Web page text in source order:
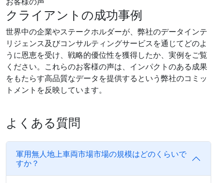
クライアントの成功事例
世界中の企業やステークホルダーが、弊社のデータインテ
リジェンス及びコンサルティングサービスを通じてどのよ
うに恩恵を受け、戦略的優位性を獲得したか、実例をご覧
ください。これらのお客様の声は、インパクトのある成果
をもたらす高品質なデータを提供するという弊社のコミッ
トメントを反映しています。
よくある質問
軍用無人地上車両市場市場の規模はどのくらいで
すか？